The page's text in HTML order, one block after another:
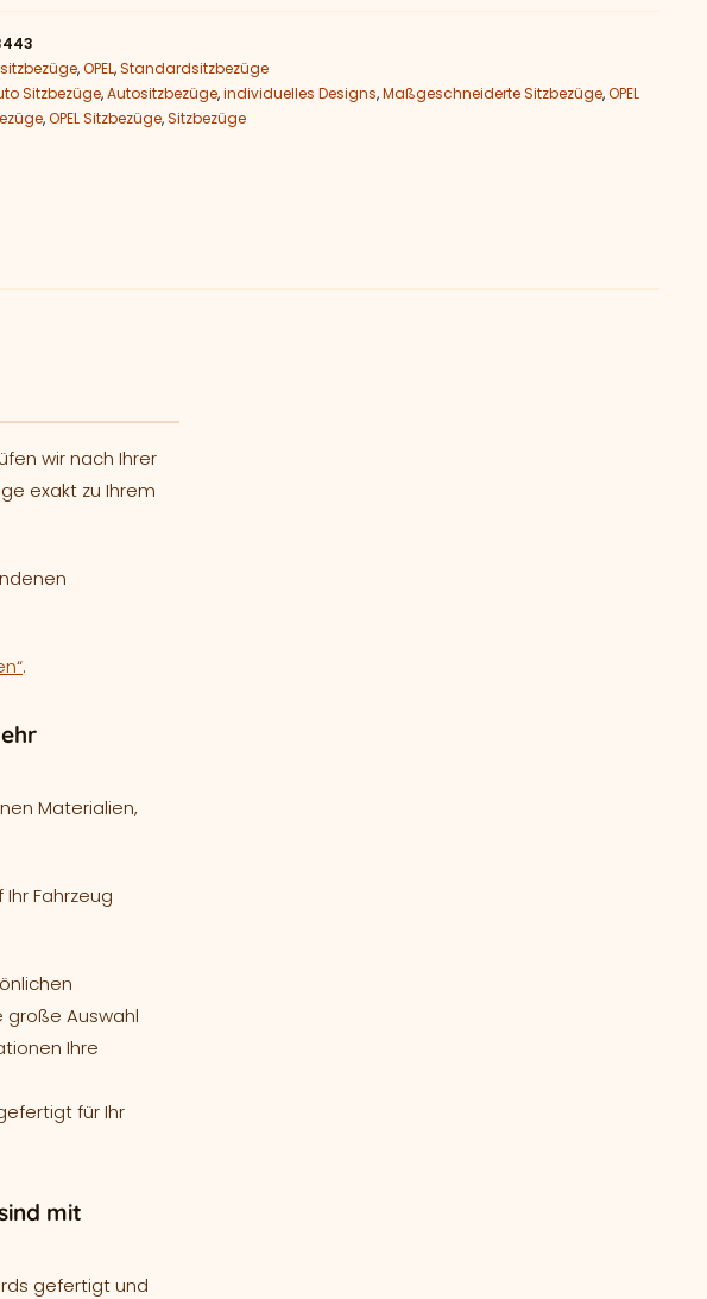
,OPEL,Standardsitzbezüge
Sitzbezüge,Autositzbezüge,individuelles Designs,Maßgeschneiderte Sitzbezüge,OPEL
,OPEL Sitzbezüge,Sitzbezüge
wir nach Ihrer
exakt zu Ihrem
.
Materialien,
Fahrzeug
große Auswahl
Ihre
für Ihr
mit
gefertigt und